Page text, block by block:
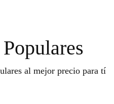
al mejor precio para tí